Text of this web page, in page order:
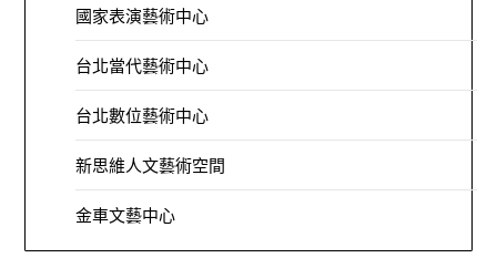
國家表演藝術中心
台北當代藝術中心
台北數位藝術中心
新思維人文藝術空間
金車文藝中心